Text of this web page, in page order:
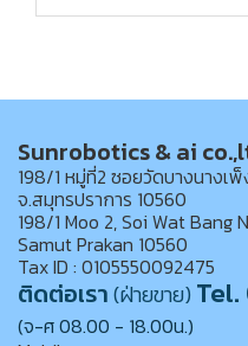
Sunrobotics & ai
198/1 หมู่ที่2 ซอยวัดบางนางเ
จ.สมุทรปราการ 10560
198/1 Moo 2, Soi Wat Bang
Samut Prakan 10560
Tax ID : 0105550092475
ติดต่อเรา(ฝ่ายขาย)
(จ-ศ 08.00 - 18.00น.)